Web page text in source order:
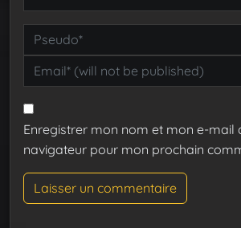
Enregistrer mon nom et mon e-mail
navigateur pour mon prochain